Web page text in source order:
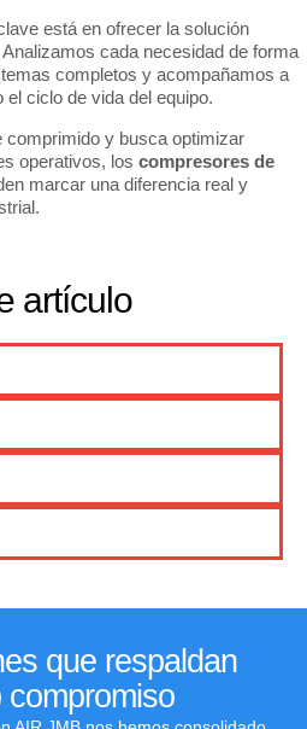
está en ofrecer la solución
cada necesidad de forma
completos y acompañamos a
ciclo de vida del equipo.
comprimido y busca optimizar
operativos, los compresores de
marcar una diferencia real y
artículo
que respaldan
compromiso